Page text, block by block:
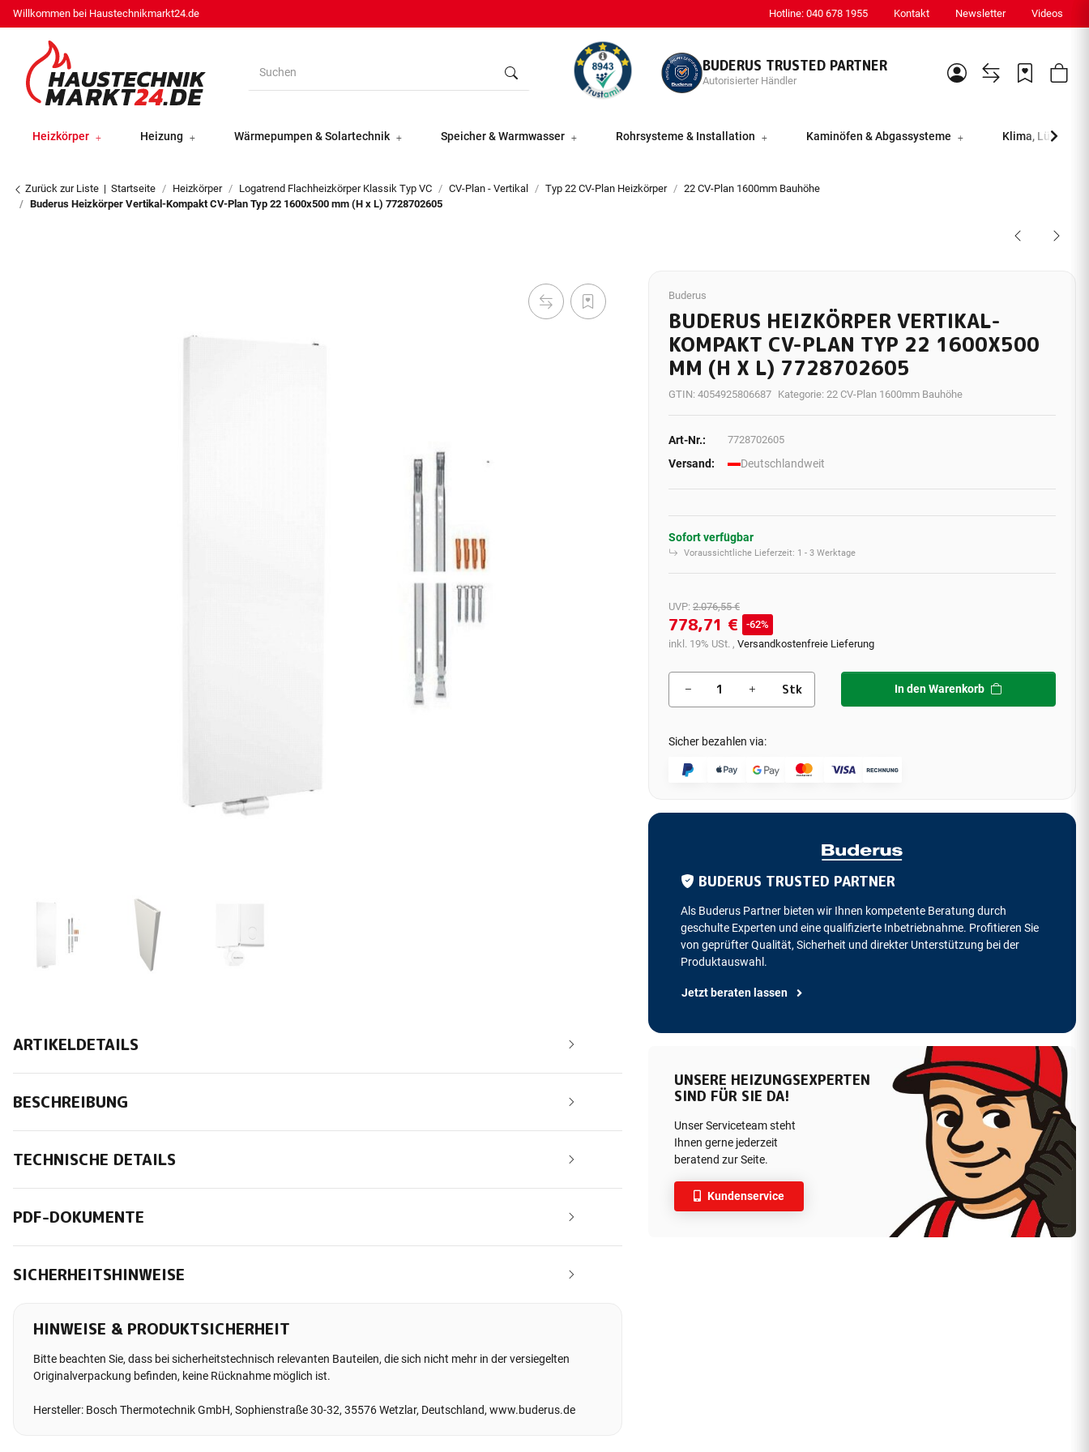
Willkommen bei Haustechnikmarkt24.de Hotline: 040 678 1955 Kontakt Newsletter Videos
BUDERUS TRUSTED PARTNER
Autorisierter Händler
Heizkörper Heizung Wärmepumpen & Solartechnik Speicher & Warmwasser Rohrsysteme & Installation Kaminöfen & Abgassysteme Klima, Lüftung
Zurück zur Liste Startseite Heizkörper Logatrend Flachheizkörper Klassik Typ VC CV-Plan - Vertikal Typ 22 CV-Plan Heizkörper
22 CV-Plan 1600mm Bauhöhe
Buderus Heizkörper Vertikal-Kompakt CV-Plan Typ 22 1600x500 mm (H x L) 7728702605
Buderus
BUDERUS HEIZKÖRPER VERTIKAL-
KOMPAKT CV-PLAN TYP 22 1600X500
MM (H X L) 7728702605
GTIN: 4054925806687 Kategorie: 22 CV-Plan 1600mm Bauhöhe
Art-Nr.: 7728702605
Versand: Deutschlandweit
Sofort verfügbar
Voraussichtliche Lieferzeit: 1 - 3 Werktage
UVP: 2.076,55 €
778,71 €
62%
inkl. 19% USt. , Versandkostenfreie Lieferung
Stk In den Warenkorb
Sicher bezahlen via:
BUDERUS TRUSTED PARTNER
Als Buderus Partner bieten wir Ihnen kompetente Beratung durch
geschulte Experten und eine qualifizierte Inbetriebnahme. Profitieren Sie
von geprüfter Qualität, Sicherheit und direkter Unterstützung bei der
Produktauswahl.
Jetzt beraten lassen
UNSERE HEIZUNGSEXPERTEN
SIND FÜR SIE DA!
Unser Serviceteam steht
Ihnen gerne jederzeit
beratend zur Seite.
Kundenservice
ARTIKELDETAILS
BESCHREIBUNG
TECHNISCHE DETAILS
PDF-DOKUMENTE
SICHERHEITSHINWEISE
HINWEISE & PRODUKTSICHERHEIT
Bitte beachten Sie, dass bei sicherheitstechnisch relevanten Bauteilen, die sich nicht mehr in der versiegelten
Originalverpackung befinden, keine Rücknahme möglich ist.
Hersteller: Bosch Thermotechnik GmbH, Sophienstraße 30-32, 35576 Wetzlar, Deutschland, www.buderus.de